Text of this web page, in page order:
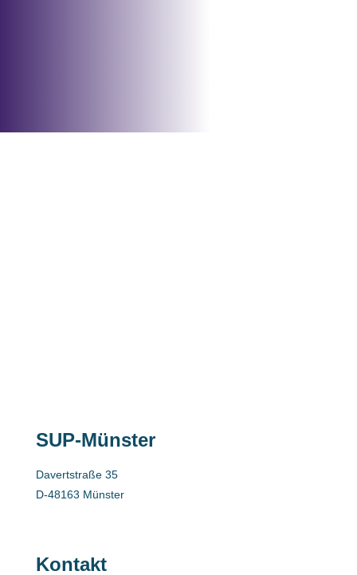
SUP-Münster
Davertstraße 35
D-48163 Münster
Kontakt